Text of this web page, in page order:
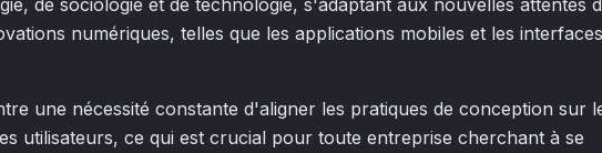
de sociologie et de technologie, s'adaptant aux nouvelles attentes
numériques, telles que les applications mobiles et les interfaces
une nécessité constante d'aligner les pratiques de conception sur
utilisateurs, ce qui est crucial pour toute entreprise cherchant à se